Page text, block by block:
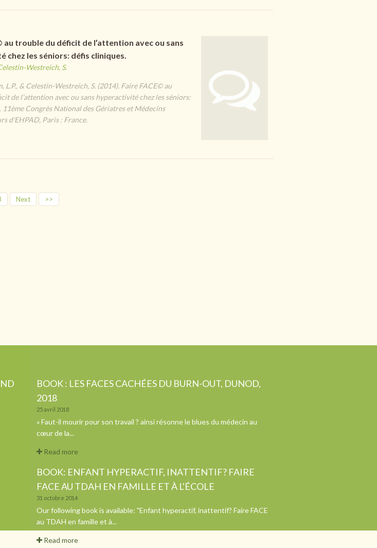
au trouble du déficit de l’attention avec ou sans
chez les séniors: défis cliniques.
Westreich, S.
L.P., & Celestin-Westreich, S. (2014). Faire FACE© au
de l’attention avec ou sans hyperactivité chez les séniors:
11ème Congrès National des Gériatres et Médecins
d'EHPAD, Paris : France.
Next >>
BOOK : LES FACES CACHÉES DU BURN-OUT, DUNOD,
2018
25 avril 2018
« Faut-il mourir pour son travail ? ainsi résonne le blues du médecin au
cœur de la...
Read more
BOOK: ENFANT HYPERACTIF, INATTENTIF? FAIRE
FACE AU TDAH EN FAMILLE ET À L'ÉCOLE
31 octobre 2014
Our following book is available: "Enfant hyperactif, inattentif? Faire FACE
au TDAH en famille et à...
Read more